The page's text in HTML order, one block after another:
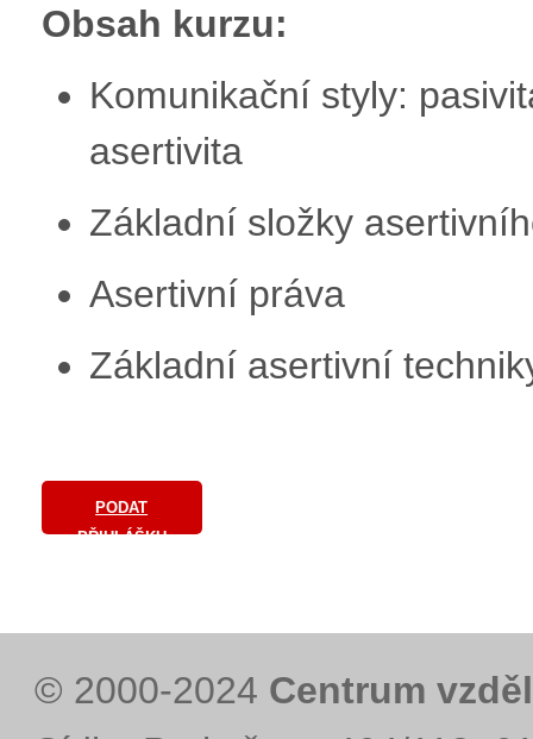
Obsah kurzu:
Komunikační styly:
asertivita
Základní složky
Asertivní práva
Základní asertivní
PODAT
PŘIHLÁŠKU
© 2000-2024 Centrum